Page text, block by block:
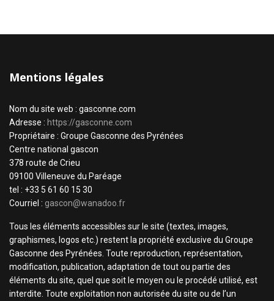
Mentions légales
Nom du site web : gasconne.com
Adresse : https://gasconne.com
Propriétaire : Groupe Gasconne des Pyrénées
Centre national gascon
378 route de Crieu
09100 Villeneuve du Paréage
tel : +33 5 61 60 15 30
Courriel : gascon@wanadoo.fr
Tous les éléments accessibles sur le site (textes, images,
graphismes, logos etc.) restent la propriété exclusive du Groupe
Gasconne des Pyrénées. Toute reproduction, représentation,
modification, publication, adaptation de tout ou partie des
éléments du site, quel que soit le moyen ou le procédé utilisé, est
interdite. Toute exploitation non autorisée du site ou de l’un